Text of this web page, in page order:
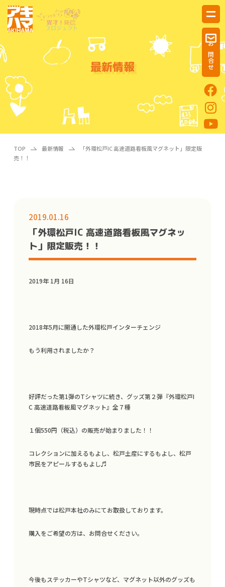
お問合せ
最新情報
TOP 最新情報
「外環松戸IC 高速道路看板風マグネット」限定販
売！！
2019.01.16
「外環松戸IC 高速道路看板風マグネッ
ト」限定販売！！
2019年 1月 16日
2018年5月に開通した外環松戸インターチェンジ
もう利用されましたか？
好評だった第1弾のTシャツに続き、グッズ第２弾『外環松戸I
C 高速道路看板風マグネット』全７種
１個550円（税込）の販売が始まりました！！
コレクションに加えるもよし、松戸土産にするもよし、松戸
市民をアピールするもよし♬
現時点では松戸本社のみにてお取扱しております。
購入をご希望の方は、お問合せください。
今後もステッカーやTシャツなど、マグネット以外のグッズも